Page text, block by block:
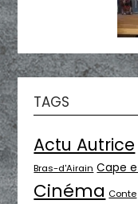
TAGS
Actu Autrice
Bras-d'Airain Cape
Cinéma Conte